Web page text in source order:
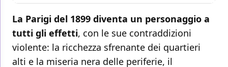
La Parigi del 1899 diventa un personaggio a
tutti gli effetti, con le sue contraddizioni
violente: la ricchezza sfrenante dei quartieri
alti e la miseria nera delle periferie, il